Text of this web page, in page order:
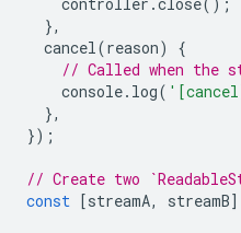
controller .close();
},
cancel(reason)
{
// Called when the
console. log(
},
});
// Create two
const
[streamA, streamB]